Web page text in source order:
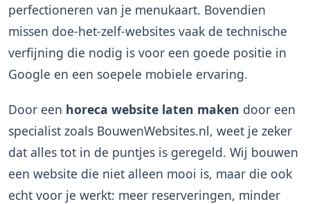
perfectioneren van je menukaart. Bovendien
missen doe-het-zelf-websites vaak de technische
verfijning die nodig is voor een goede positie in
Google en een soepele mobiele ervaring.
Door een horeca website laten maken door een
specialist zoals BouwenWebsites.nl, weet je zeker
dat alles tot in de puntjes is geregeld. Wij bouwen
een website die niet alleen mooi is, maar die ook
echt voor je werkt: meer reserveringen, minder